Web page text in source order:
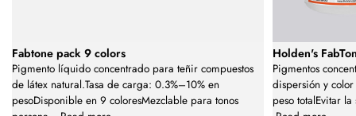
Fabtone pack 9 colors
Pigmento líquido concentrado para teñir compuestos
de látex natural.Tasa de carga: 0.3%–10% en
pesoDisponible en 9 coloresMezclable para tonos
Holden's
Pigmentos
dispersión y
peso totalEvitar